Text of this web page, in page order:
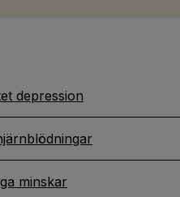
depression
minskar